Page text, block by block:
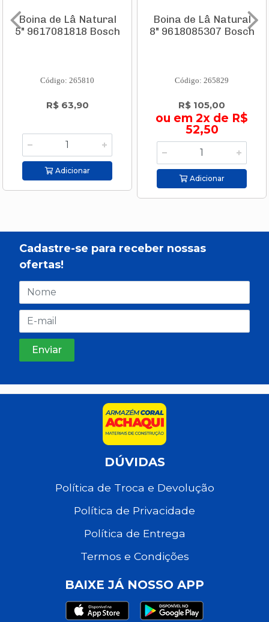
Boina de Lâ Natural
5" 9617081818 Bosch
Código: 265810
R$ 63,90
Adicionar
Boina de Lâ Natural
8" 9618085307 Bosch
Código: 265829
R$ 105,00
ou em 2x de R$
52,50
Adicionar
Cadastre-se para receber nossas
ofertas!
DÚVIDAS
Política de Troca e Devolução
Política de Privacidade
Política de Entrega
Termos e Condições
BAIXE JÁ NOSSO APP